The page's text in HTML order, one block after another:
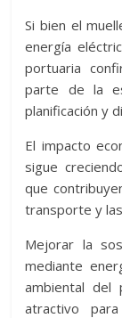
Si bien el
energía
portuaria
parte de la
planificación y
El impacto
sigue
que
transporte y
Mejorar la
mediante
ambiental del
atractivo